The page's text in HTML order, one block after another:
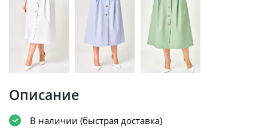
Описание
В наличии (быстрая доставка)